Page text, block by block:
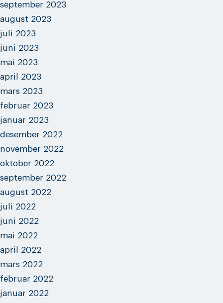
september 2023
august 2023
juli 2023
juni 2023
mai 2023
april 2023
mars 2023
februar 2023
januar 2023
desember 2022
november 2022
oktober 2022
september 2022
august 2022
juli 2022
juni 2022
mai 2022
april 2022
mars 2022
februar 2022
januar 2022